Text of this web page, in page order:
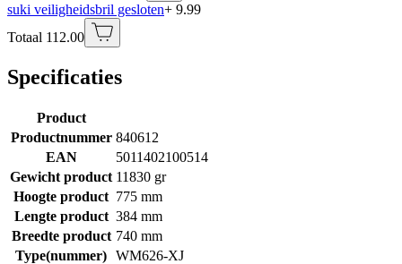
suki veiligheidsbril gesloten+ 9.99
Totaal 112.00
Specificaties
Product
Productnummer 840612
EAN
5011402100514
Gewicht product 11830 gr
Hoogte product 775 mm
Lengte product 384 mm
Breedte product 740 mm
Type(nummer) WM626-XJ